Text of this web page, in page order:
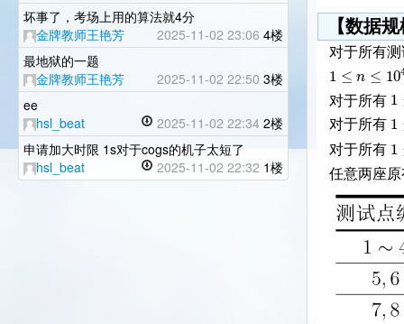
坏事了，考场上用的算法就4分
金牌教师王艳芳
2025-11-02 23:06 4楼
最地狱的一题
金牌教师王艳芳
2025-11-02 22:50 3楼
ee
hsl_beat
2025-11-02 22:34 2楼
申请加大时限 1s对于cogs的机子太短了
hsl_beat
2025-11-02 22:32 1楼
【数据
对于所有
1 ≤ n ≤ 10
对于所有 1
对于所有 1
对于所有 1
任意两座